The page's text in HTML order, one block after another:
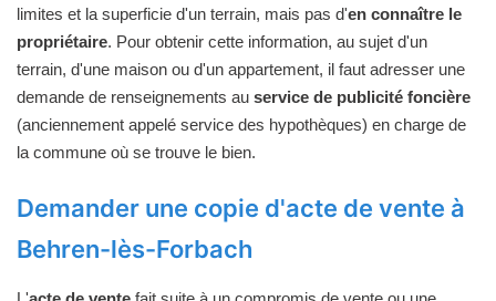
limites et la superficie d'un terrain, mais pas d'en connaître le
propriétaire. Pour obtenir cette information, au sujet d'un
terrain, d'une maison ou d'un appartement, il faut adresser une
demande de renseignements au service de publicité foncière
(anciennement appelé service des hypothèques) en charge de
la commune où se trouve le bien.
Demander une copie d'acte de vente à
Behren-lès-Forbach